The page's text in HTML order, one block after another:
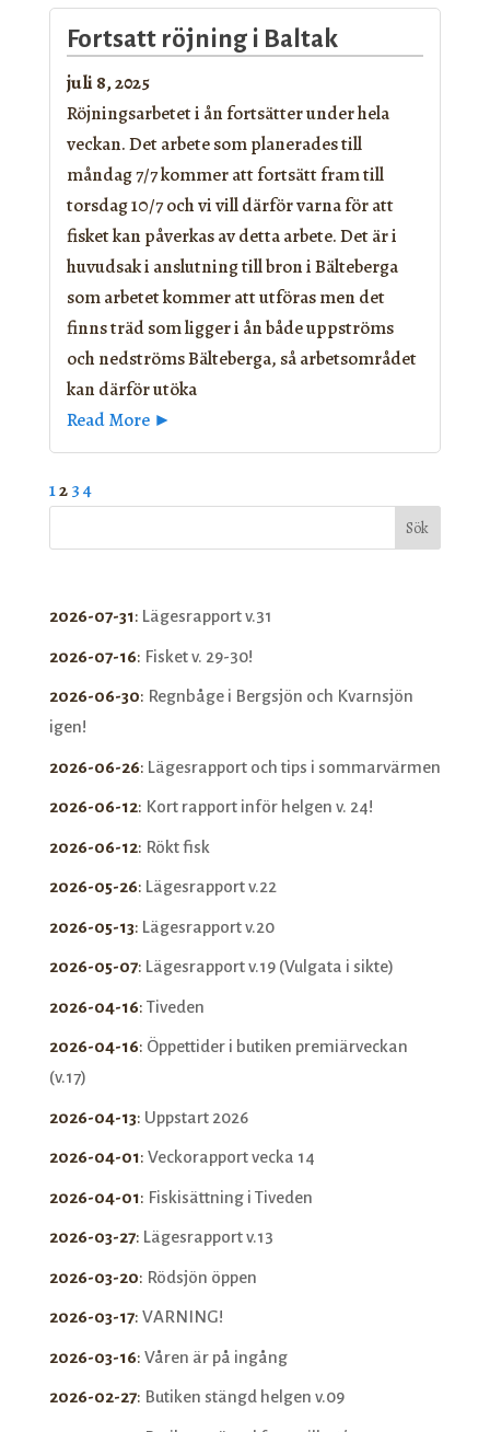
Fortsatt röjning i Baltak
juli 8, 2025
Röjningsarbetet i ån fortsätter under hela
veckan. Det arbete som planerades till
måndag 7/7 kommer att fortsätt fram till
torsdag 10/7 och vi vill därför varna för att
fisket kan påverkas av detta arbete. Det är i
huvudsak i anslutning till bron i Bälteberga
som arbetet kommer att utföras men det
finns träd som ligger i ån både uppströms
och nedströms Bälteberga, så arbetsområdet
kan därför utöka
Read More ►
1234
Sök
2026-07-31: Lägesrapport v.31
2026-07-16: Fisket v. 29-30!
2026-06-30: Regnbåge i Bergsjön och Kvarnsjön
igen!
2026-06-26: Lägesrapport och tips i sommarvärmen
2026-06-12: Kort rapport inför helgen v. 24!
2026-06-12: Rökt fisk
2026-05-26: Lägesrapport v.22
2026-05-13: Lägesrapport v.20
2026-05-07: Lägesrapport v.19 (Vulgata i sikte)
2026-04-16: Tiveden
2026-04-16: Öppettider i butiken premiärveckan
(v.17)
2026-04-13: Uppstart 2026
2026-04-01: Veckorapport vecka 14
2026-04-01: Fiskisättning i Tiveden
2026-03-27: Lägesrapport v.13
2026-03-20: Rödsjön öppen
2026-03-17: VARNING!
2026-03-16: Våren är på ingång
2026-02-27: Butiken stängd helgen v.09